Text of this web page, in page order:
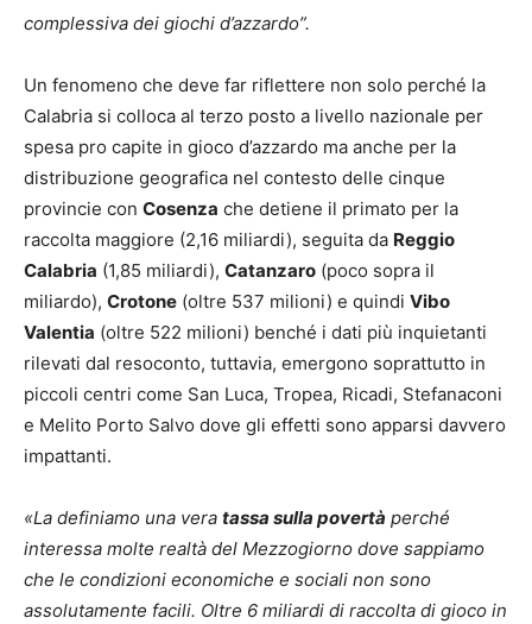
complessiva dei giochi d’azzardo”.
Un fenomeno che deve far riflettere non solo perché la
Calabria si colloca al terzo posto a livello nazionale per
spesa pro capite in gioco d’azzardo ma anche per la
distribuzione geografica nel contesto delle cinque
provincie con Cosenza che detiene il primato per la
raccolta maggiore (2,16 miliardi), seguita da Reggio
Calabria (1,85 miliardi), Catanzaro (poco sopra il
miliardo), Crotone (oltre 537 milioni) e quindi Vibo
Valentia (oltre 522 milioni) benché i dati più inquietanti
rilevati dal resoconto, tuttavia, emergono soprattutto in
piccoli centri come San Luca, Tropea, Ricadi, Stefanaconi
e Melito Porto Salvo dove gli effetti sono apparsi davvero
impattanti.
«La definiamo una vera tassa sulla povertà perché
interessa molte realtà del Mezzogiorno dove sappiamo
che le condizioni economiche e sociali non sono
assolutamente facili. Oltre 6 miliardi di raccolta di gioco in